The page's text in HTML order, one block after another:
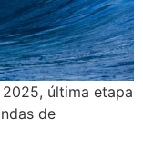
última etapa
de